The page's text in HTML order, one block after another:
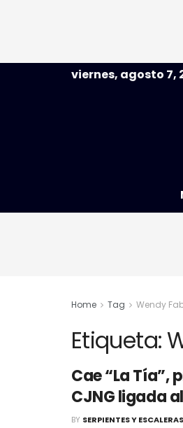
viernes, agosto 7,
Home Tag Wendy
Etiqueta:
Cae “La Tía”,
CJNG ligada
BY SERPIENTES Y ESCALERAS